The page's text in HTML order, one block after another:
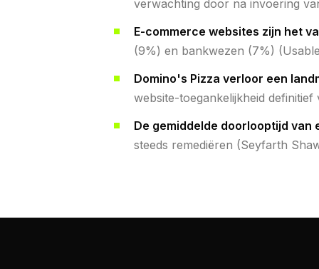
verwachting door na invoering
E-commerce websites zijn het
(9%) en bankwezen (7%)
Domino's Pizza verloor een
website-toegankelijkheid definitief
De gemiddelde doorlooptijd van
steeds remediëren (Seyfarth